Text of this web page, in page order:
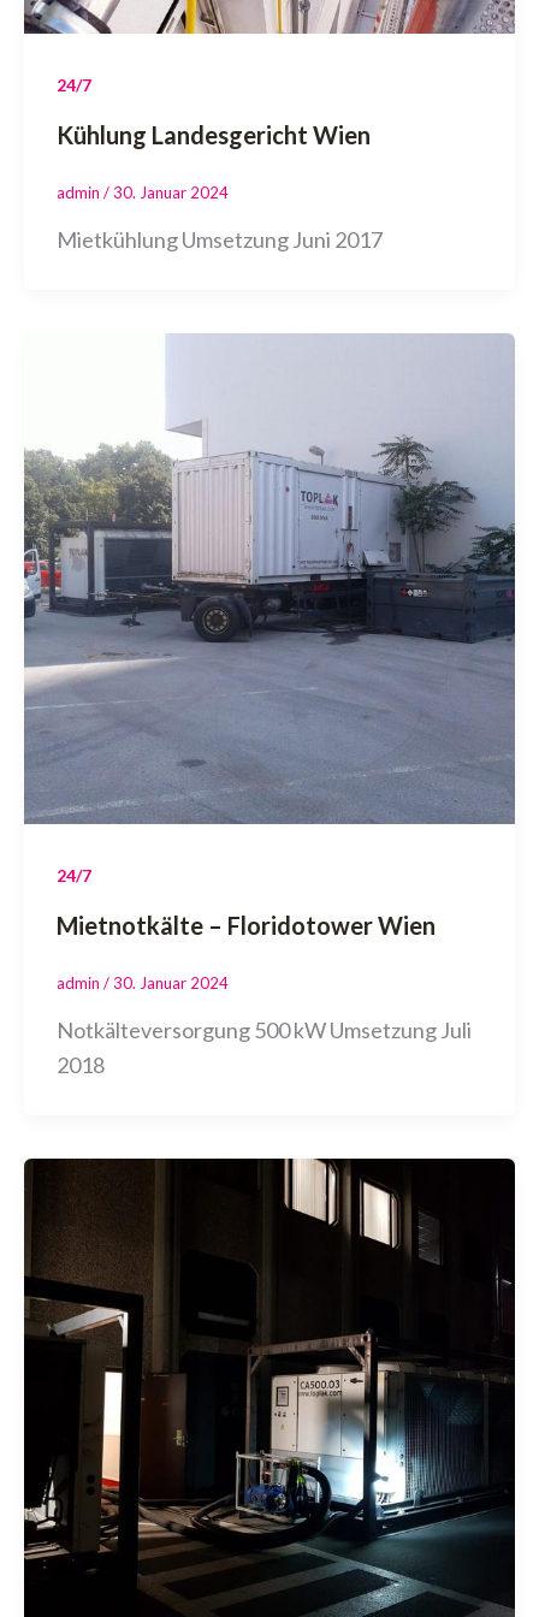
24/7
Kühlung Landesgericht Wien
admin /30. Januar 2024
Mietkühlung Umsetzung Juni 2017
24/7
Mietnotkälte – Floridotower Wien
admin /30. Januar 2024
Notkälteversorgung 500 kW Umsetzung Juli
2018